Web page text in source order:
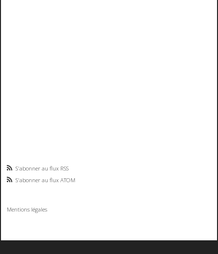
S'abonner au flux RSS
S'abonner au flux ATOM
Mentions légales